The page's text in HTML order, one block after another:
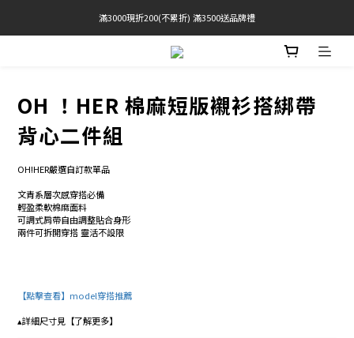
官網限定! 滿千免運(僅限台灣本島)
BRATOP專區買三送一 | 指定專區買一送一
OH ！HER 棉麻短版襯衫搭綁帶
背心二件組
OH!HER嚴選自訂款單品
文青系層次感穿搭必備
輕盈柔軟棉麻面料
可調式肩帶自由調整貼合身形
兩件可拆開穿搭 靈活不設限
【點擊查看】model穿搭推薦
▴詳細尺寸見【了解更多】